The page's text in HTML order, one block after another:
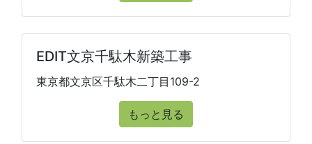
EDIT文京千駄木新築工事
東京都文京区千駄木二丁目109-2
もっと見る